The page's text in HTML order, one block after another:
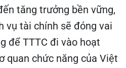
tăng trưởng bền vững,
vụ tài chính sẽ đóng vai
để TTTC đi vào hoạt
quan chức năng của Việt